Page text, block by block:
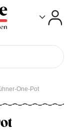
One-Pot